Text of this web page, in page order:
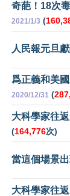
奇葩！18次
2021/1/3 (
人民報元旦
爲正義和美
2020/12/31 (
大科學家往
(164,776次)
當這個場景
大科學家往